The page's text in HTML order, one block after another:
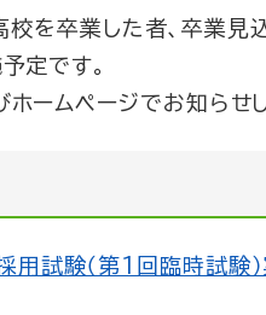
を卒業した者、卒業見
定です。
ームページでお知らせし
試験（第1回臨時試験